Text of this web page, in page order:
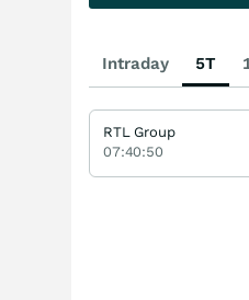
Intraday 5T
RTL Group
07:40:50